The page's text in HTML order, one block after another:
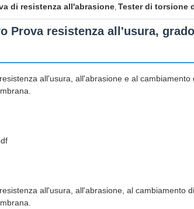
di resistenza all'abrasione, Tester di torsione
Prova resistenza all'usura,
all'usura, all'abrasione e al
all'usura, all'abrasione, al cambiamento